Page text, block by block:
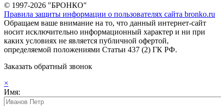
© 1997-2026 "БРОНКО"
Правила защиты информации о пользователях сайта bronko.ru
Обращаем ваше внимание на то, что данный интернет-сайт
носит исключительно информационный характер и ни при
каких условиях не является публичной офертой,
определяемой положениями Статьи 437 (2) ГК РФ.
Заказать обратный звонок
×
Имя: